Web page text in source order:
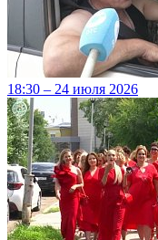
18:30 – 24 июля 2026